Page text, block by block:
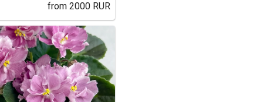
from 2000 RUR